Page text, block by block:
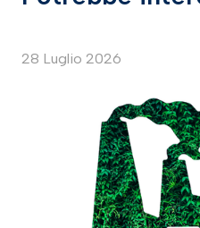
28 Luglio 2026